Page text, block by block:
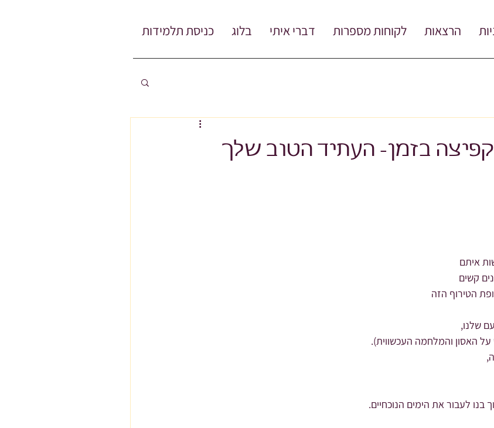
הרצאות לקוחות מספרות דברי איתי בלוג כניסת תלמידות
בזמן- העתיד הטוב שלך
איתם
קשים
הטירוף הזה
שלנו,
האסון והמלחמה העכשווית).
לעבור את הימים הנוכחיים.